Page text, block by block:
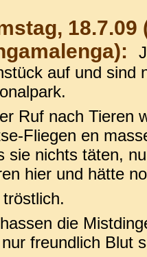
auf und sind
Ruf nach Tieren
Fliegen en
sie nichts täten,
hier und hätte
die
freundlich Blut